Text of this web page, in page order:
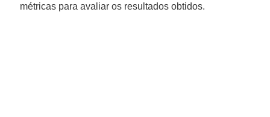
métricas para avaliar os resultados obtidos.